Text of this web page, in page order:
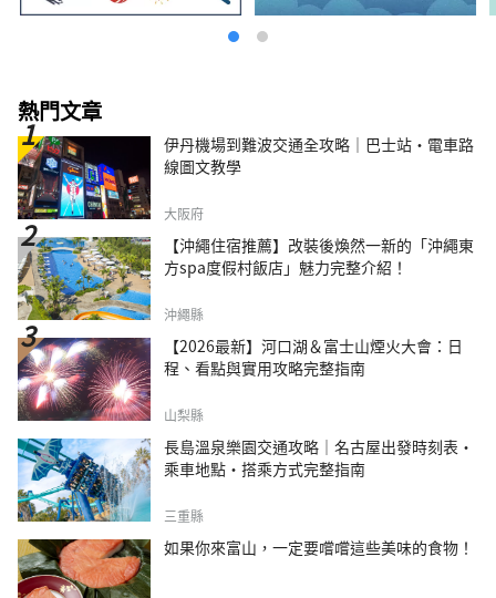
熱門文章
伊丹機場到難波交通全攻略｜巴士站・電車路
線圖文教學
大阪府
【沖繩住宿推薦】改裝後煥然一新的「沖繩東
方spa度假村飯店」魅力完整介紹！
沖繩縣
【2026最新】河口湖＆富士山煙火大會：日
程、看點與實用攻略完整指南
山梨縣
長島溫泉樂園交通攻略｜名古屋出發時刻表・
乘車地點・搭乘方式完整指南
三重縣
如果你來富山，一定要嚐嚐這些美味的食物！